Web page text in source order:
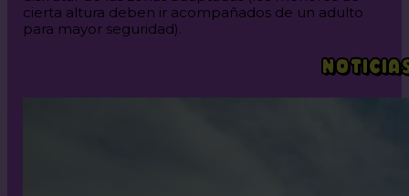
cierta altura deben ir acompañados de un adulto
para mayor seguridad).